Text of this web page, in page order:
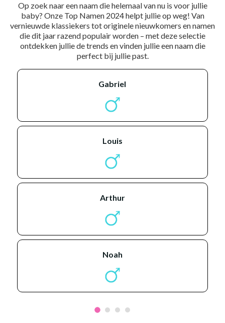
Op zoek naar een naam die helemaal van nu is voor jullie
baby? Onze Top Namen 2024 helpt jullie op weg! Van
vernieuwde klassiekers tot originele nieuwkomers en namen
die dit jaar razend populair worden – met deze selectie
ontdekken jullie de trends en vinden jullie een naam die
perfect bij jullie past.
gabriel
louis
arthur
noah